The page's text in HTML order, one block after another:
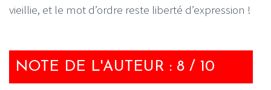
vieillie, et le mot d’ordre reste liberté d’expression !
NOTE DE L'AUTEUR : 8 / 10